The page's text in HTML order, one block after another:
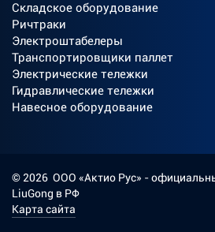
Складское оборудование
Ричтраки
Электроштабелеры
Транспортировщики паллет
Электрические тележки
Гидравлические тележки
Навесное оборудование
© 2026 ООО «Актио Рус» -
LiuGong в РФ
Карта сайта